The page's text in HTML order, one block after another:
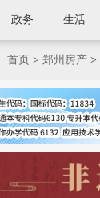
政务 生活
首页 > 郑州房产 >